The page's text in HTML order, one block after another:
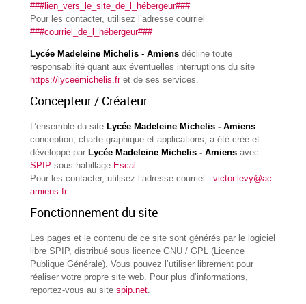
###lien_vers_le_site_de_l_hébergeur###
Pour les contacter, utilisez l’adresse courriel
###courriel_de_l_hébergeur###
Lycée Madeleine Michelis - Amiens décline toute
responsabilité quant aux éventuelles interruptions du site
https://lyceemichelis.fret de ses services.
Concepteur / Créateur
L’ensemble du site Lycée Madeleine Michelis - Amiens :
conception, charte graphique et applications, a été créé et
développé par Lycée Madeleine Michelis - Amiens avec
SPIP sous habillage Escal .
Pour les contacter, utilisez l’adresse courriel : victor.levy@ac-
amiens.fr
Fonctionnement du site
Les pages et le contenu de ce site sont générés par le logiciel
libre SPIP, distribué sous licence GNU / GPL (Licence
Publique Générale). Vous pouvez l’utiliser librement pour
réaliser votre propre site web. Pour plus d’informations,
reportez-vous au site spip.net.